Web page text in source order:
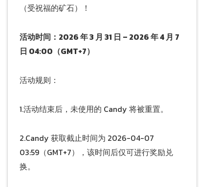
（受祝福的矿石）！
活动时间：2026 年 3 月 31 日 – 2026 年 4 月 7
日 04:00（GMT+7）
活动规则：
1.活动结束后，未使用的 Candy 将被重置。
2.Candy 获取截止时间为 2026-04-07
03:59（GMT+7），该时间后仅可进行奖励兑
换。